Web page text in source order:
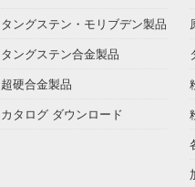
タングステン・モリブデン製品
タングステン合金製品
超硬合金製品
カタログ ダウンロード